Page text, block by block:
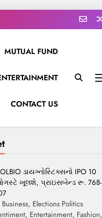
MUTUAL FUND
CONTACT US
ડાયગ્નોસ્ટિક્સનો IPO 10
ખૂલશે, પ્રાઇસબેન્ડ રૂ. 768-
Business, Elections Politics
Entertainment, Fashion,